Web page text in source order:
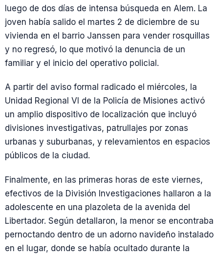
luego de dos días de intensa búsqueda en Alem. La
joven había salido el martes 2 de diciembre de su
vivienda en el barrio Janssen para vender rosquillas
y no regresó, lo que motivó la denuncia de un
familiar y el inicio del operativo policial.
A partir del aviso formal radicado el miércoles, la
Unidad Regional VI de la Policía de Misiones activó
un amplio dispositivo de localización que incluyó
divisiones investigativas, patrullajes por zonas
urbanas y suburbanas, y relevamientos en espacios
públicos de la ciudad.
Finalmente, en las primeras horas de este viernes,
efectivos de la División Investigaciones hallaron a la
adolescente en una plazoleta de la avenida del
Libertador. Según detallaron, la menor se encontraba
pernoctando dentro de un adorno navideño instalado
en el lugar, donde se había ocultado durante la